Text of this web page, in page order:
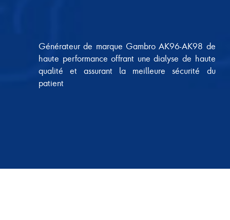
Générateur de marque Gambro AK96-AK98 de
haute performance offrant une dialyse de haute
qualité et assurant la meilleure sécurité du
patient